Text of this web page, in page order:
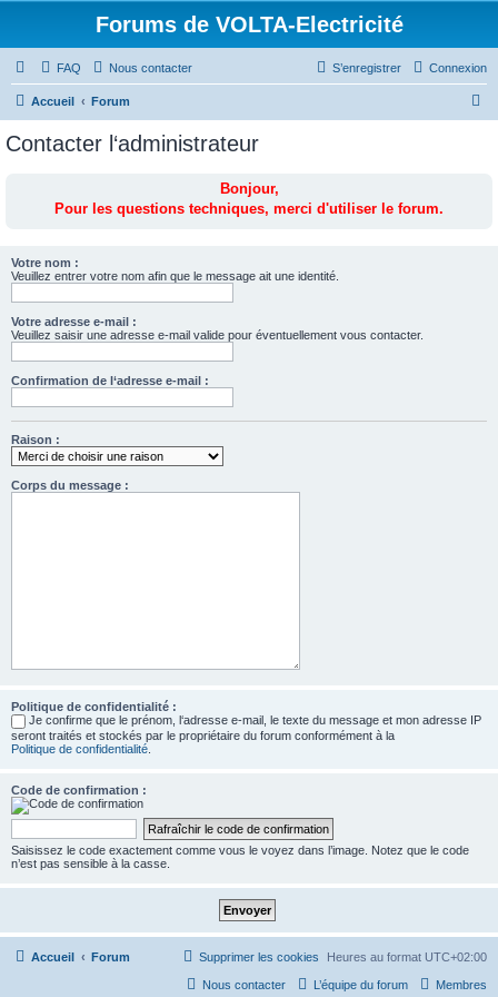
Forums de VOLTA-Electricité
FAQ Nous contacter Connexion
S’enregistrer
Accueil Forum
Contacter l‘administrateur
Bonjour,
Pour les questions techniques, merci d'utiliser le forum.
Votre nom :
Veuillez entrer votre nom afin que le message ait une identité.
Votre adresse e-mail :
Veuillez saisir une adresse e-mail valide pour éventuellement vous contacter.
Confirmation de l‘adresse e-mail :
Raison :
Corps du message :
Politique de confidentialité :
Je confirme que le prénom, l‘adresse e-mail, le texte du message et mon adresse IP
seront traités et stockés par le propriétaire du forum conformément à la
Politique de confidentialité
Code de confirmation :
Saisissez le code exactement comme vous le voyez dans l’image. Notez que le code
n’est pas sensible à la casse.
Accueil Forum Heures au format UTC+02:00
Supprimer les cookies
Membres
L’équipe du forum
Nous contacter